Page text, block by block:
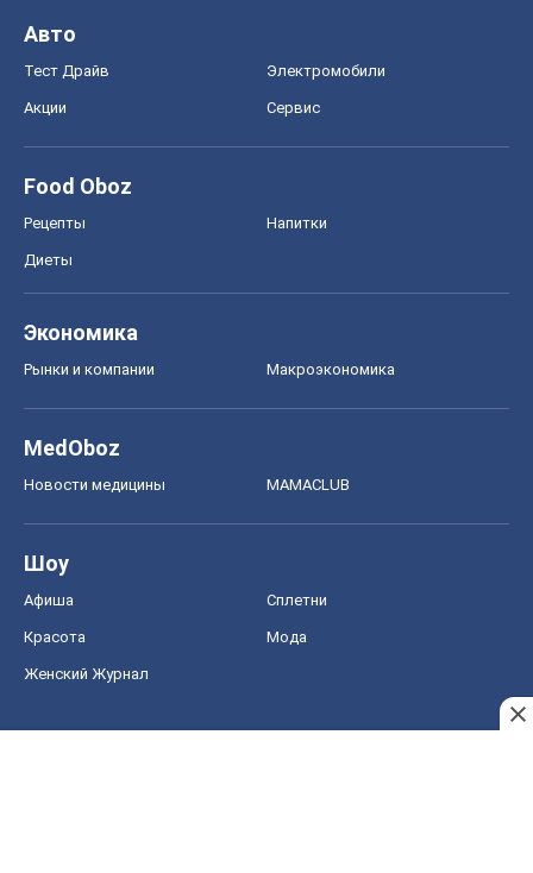
Авто
Тест Драйв Электромобили
Акции Сервис
Food Oboz
Рецепты Напитки
Диеты
Экономика
Рынки и компании Mакроэкономика
MedOboz
Новости медицины MAMACLUB
Шоу
Афиша Сплетни
Красота Мода
Женский Журнал